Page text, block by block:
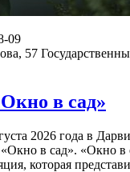
09
57
в сад»
2026 года в
«Окно в сад». «Окно
которая